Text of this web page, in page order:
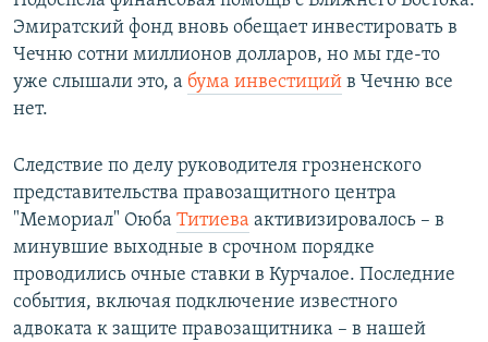
Эмиратский фонд вновь обещает инвестировать в
Чечню сотни миллионов долларов, но мы где-то
уже слышали это, а бума инвестиций в Чечню все
нет.
Следствие по делу руководителя грозненского
представительства правозащитного центра
"Мемориал" Оюба Титиева активизировалось – в
минувшие выходные в срочном порядке
проводились очные ставки в Курчалое. Последние
события, включая подключение известного
адвоката к защите правозащитника – в нашей